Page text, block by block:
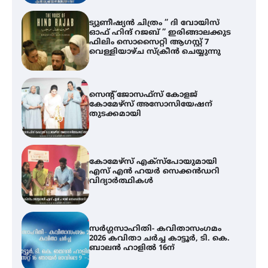
ട്യുണീഷ്യൻ ചിത്രം ” ദി വോയിസ്
ഓഫ് ഹിന്ദ് റജബ് ” ഇരിങ്ങാലക്കുട
ഫിലിം സൊസൈറ്റി ആഗസ്റ്റ് 7
വെള്ളിയാഴ്ച സ്‌ക്രീൻ ചെയ്യുന്നു
സെന്റ് ജോസഫ്സ് കോളജ്
കോമേഴ്‌സ് അസോസിയേഷന്
തുടക്കമായി
കോമേഴ്സ് എക്സ്പോയുമായി
എസ് എൻ ഹയർ സെക്കൻഡറി
വിദ്യാർത്ഥികൾ
സർഗ്ഗസാഹിതി- കവിതാസംഗമം
2026 കവിതാ ചർച്ച കാട്ടൂർ, ടി. കെ.
ബാലൻ ഹാളിൽ 16ന്